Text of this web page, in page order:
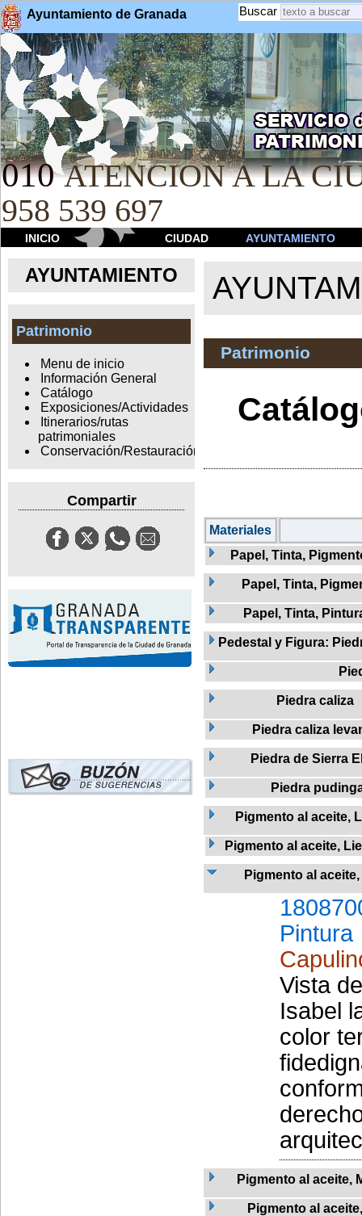
Ayuntamiento de Granada Buscar
010 ATENCION A LA
958 539 697
INICIO CIUDAD AYUNTAMIENTO
AYUNTAMIENTO
Patrimonio
Menu de inicio
Información General
Catálogo
Exposiciones/Actividades
Itinerarios/rutas
patrimoniales
Conservación/Restauración
Compartir
Patrimonio
Materiales
Papel, Tinta,
Papel, Tinta,
Papel, Tinta,
Pedestal y Figura:
Piedra caliza
Piedra caliza
Piedra de Sierra
Piedra
Pigmento al aceite,
Pigmento al aceite,
Pigmento al
Pintura
Vista
Isabel
color
Pigmento al aceite,
Pigmento al